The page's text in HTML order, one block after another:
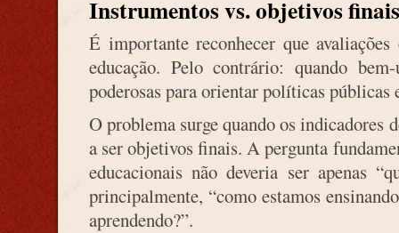
Instrumentos vs. objetivos finais
É importante reconhecer que
educação. Pelo contrário: quando
poderosas para orientar políticas públicas
O problema surge quando os indicadores
a ser objetivos finais. A pergunta
educacionais não deveria ser apenas
principalmente, “como estamos
aprendendo?”.